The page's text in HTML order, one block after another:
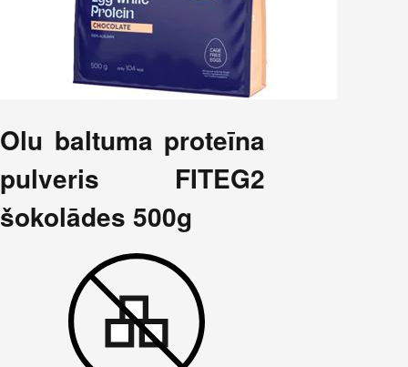
Olu baltuma proteīna
pulveris FITEG2
šokolādes 500g